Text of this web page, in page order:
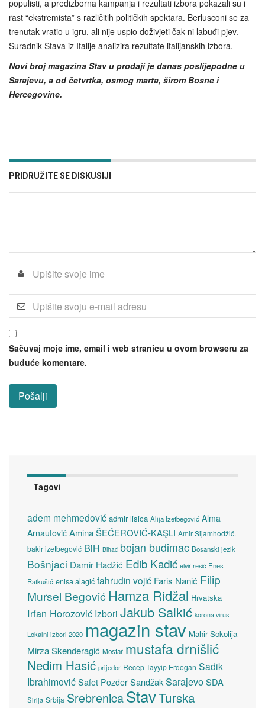
populisti, a predizborna kampanja i rezultati izbora pokazali su i
rast “ekstremista” s različitih političkih spektara. Berlusconi se za
trenutak vratio u igru, ali nije uspio doživjeti čak ni labuđi pjev.
Suradnik Stava iz Italije analizira rezultate italijanskih izbora.
Novi broj magazina Stav u prodaji je danas poslijepodne u
Sarajevu, a od četvrtka, osmog marta, širom Bosne i
Hercegovine.
PRIDRUŽITE SE DISKUSIJI
Sačuvaj moje ime, email i web stranicu u ovom browseru za
buduće komentare.
Tagovi
adem mehmedović admir lisica Alija Izetbegović Alma
Arnautović Amina ŠEĆEROVIĆ-KAŞLI Amir Sijamhodžić.
bakir izetbegović BiH Bihać bojan budimac Bosanski jezik
Bošnjaci Damir Hadžić Edib Kadić elvir resić Enes
Ratkušić enisa alagić fahrudin vojić Faris Nanić Filip
Mursel Begović Hamza Ridžal Hrvatska
Irfan Horozović Izbori Jakub Salkić korona virus
Lokalni izbori 2020 magazin stav Mahir Sokolija
Mirza Skenderagić Mostar mustafa drnišlić
Nedim Hasić prijedor Recep Tayyip Erdogan Sadik
Ibrahimović Safet Pozder SandžakSarajevoSDA
Sirija Srbija SrebrenicaStavTurska